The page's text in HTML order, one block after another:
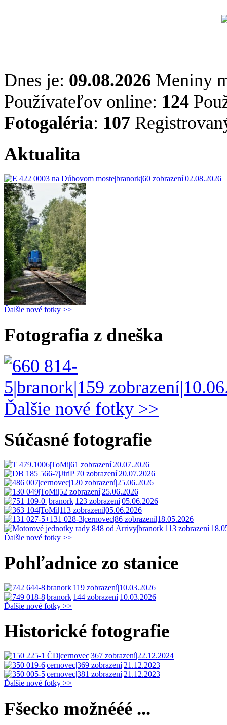
Dnes je: 09.08.2026 Meniny
Používateľov online: 124
Fotogaléria: 107
Aktualita
Ďalšie nové fotky >>
Fotografia z dneška
Ďalšie nové fotky >>
Súčasné fotografie
Ďalšie nové fotky >>
Pohľadnice zo stanice
Ďalšie nové fotky >>
Historické fotografie
Ďalšie nové fotky >>
Fšecko možnééé ...